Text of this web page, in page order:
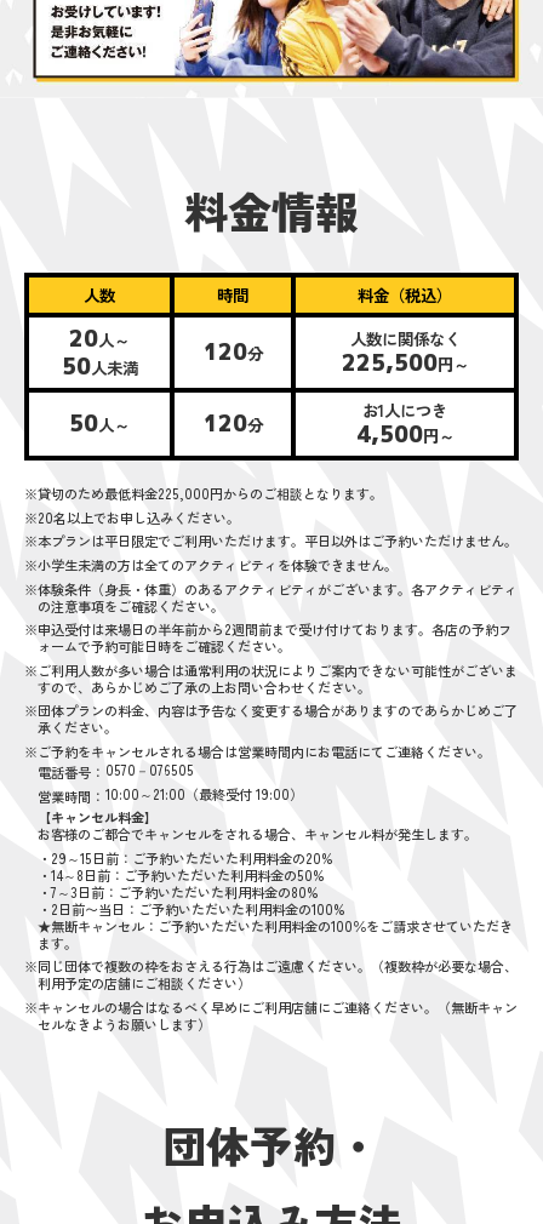
料金情報
人数 時間 料金（税込）
20人～
50人未満 120分
人数に関係なく
225,500円～
50人～ 120分
お1人につき
4,500円～
※貸切のため最低料金225,000円からのご相談となります。
※20名以上でお申し込みください。
※本プランは平日限定でご利用いただけます。平日以外はご予約いただけません。
※小学生未満の方は全てのアクティビティを体験できません。
※体験条件（身長・体重）のあるアクティビティがございます。各アクティビティ
の注意事項をご確認ください。
※申込受付は来場日の半年前から2週間前まで受け付けております。各店の予約フ
ォームで予約可能日時をご確認ください。
※ご利用人数が多い場合は通常利用の状況によりご案内できない可能性がございま
すので、あらかじめご了承の上お問い合わせください。
※団体プランの料金、内容は予告なく変更する場合がありますのであらかじめご了
承ください。
※ご予約をキャンセルされる場合は営業時間内にお電話にてご連絡ください。
電話番号： 0570－076505
営業時間： 10:00～21:00（最終受付 19:00）
【キャンセル料金】
お客様のご都合でキャンセルをされる場合、キャンセル料が発生します。
・29～15日前：ご予約いただいた利用料金の20%
・14～8日前：ご予約いただいた利用料金の50%
・7～3日前：ご予約いただいた利用料金の80%
・2日前〜当日：ご予約いただいた利用料金の100%
★無断キャンセル：ご予約いただいた利用料金の100％をご請求させていただき
ます。
※同じ団体で複数の枠をおさえる行為はご遠慮ください。（複数枠が必要な場合、
利用予定の店舗にご相談ください）
※キャンセルの場合はなるべく早めにご利用店舗にご連絡ください。（無断キャン
セルなきようお願いします）
団体予約・